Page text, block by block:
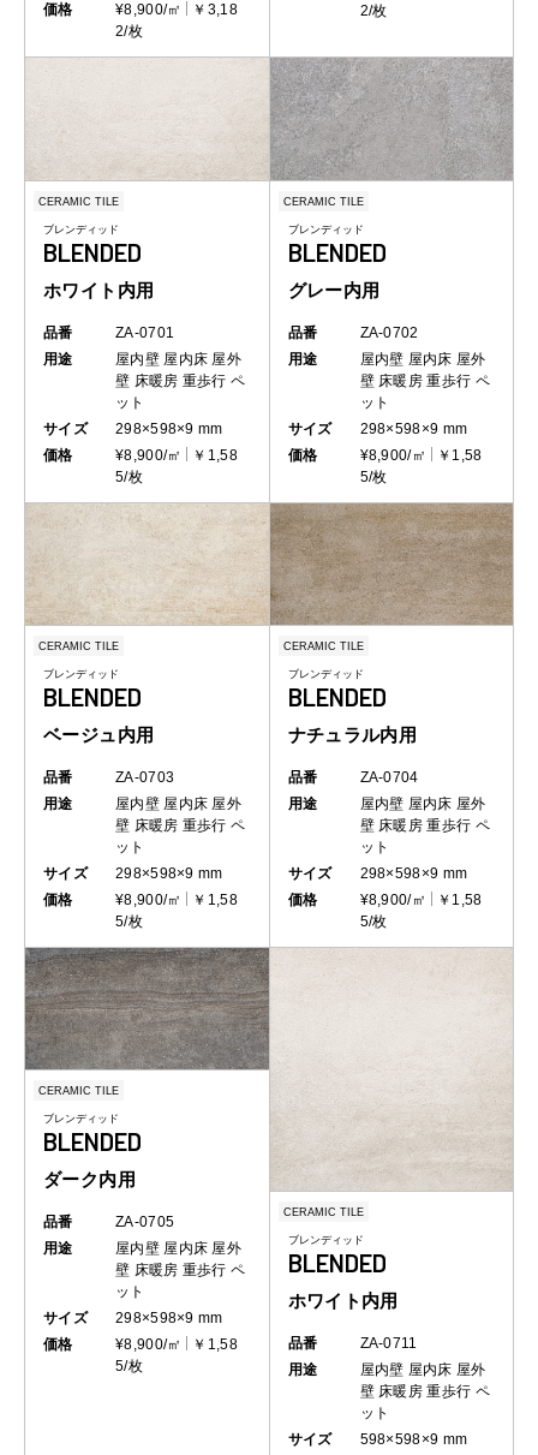
価格
¥8,900/㎡
￥3,18
2/枚
2/枚
CERAMIC TILE
ブレンディッド
BLENDED
ホワイト内用
品番
ZA-0701
用途
屋内壁 屋内床 屋外
壁 床暖房 重歩行 ペ
ット
サイズ
298×598×9 mm
価格
¥8,900/㎡
￥1,58
5/枚
CERAMIC TILE
ブレンディッド
BLENDED
グレー内用
品番
ZA-0702
用途
屋内壁 屋内床 屋外
壁 床暖房 重歩行 ペ
ット
サイズ
298×598×9 mm
価格
¥8,900/㎡
￥1,58
5/枚
CERAMIC TILE
ブレンディッド
BLENDED
ベージュ内用
品番
ZA-0703
用途
屋内壁 屋内床 屋外
壁 床暖房 重歩行 ペ
ット
サイズ
298×598×9 mm
価格
¥8,900/㎡
￥1,58
5/枚
CERAMIC TILE
ブレンディッド
BLENDED
ナチュラル内用
品番
ZA-0704
用途
屋内壁 屋内床 屋外
壁 床暖房 重歩行 ペ
ット
サイズ
298×598×9 mm
価格
¥8,900/㎡
￥1,58
5/枚
CERAMIC TILE
ブレンディッド
BLENDED
ダーク内用
品番
ZA-0705
用途
屋内壁 屋内床 屋外
壁 床暖房 重歩行 ペ
ット
サイズ
298×598×9 mm
価格
¥8,900/㎡
￥1,58
5/枚
CERAMIC TILE
ブレンディッド
BLENDED
ホワイト内用
品番
ZA-0711
用途
屋内壁 屋内床 屋外
壁 床暖房 重歩行 ペ
ット
サイズ
598×598×9 mm